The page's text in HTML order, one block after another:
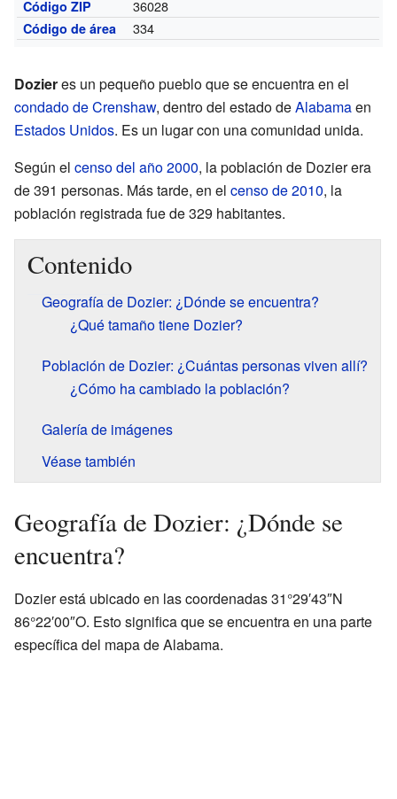
Código ZIP 36028
Código de área 334
Dozieres un pequeño pueblo que se encuentra en el
condado de Crenshaw, dentro del estado deAlabamaen
Estados Unidos. Es un lugar con una comunidad unida.
Según el censo del año 2000, la población de Dozier era
de 391 personas. Más tarde, en el censo de 2010, la
población registrada fue de 329 habitantes.
Contenido
Geografía de Dozier: ¿Dónde se encuentra?
¿Qué tamaño tiene Dozier?
Población de Dozier: ¿Cuántas personas viven allí?
¿Cómo ha cambiado la población?
Galería de imágenes
Véase también
Geografía de Dozier: ¿Dónde se
encuentra?
Dozier está ubicado en las coordenadas 31°29′43″N
86°22′00″O. Esto significa que se encuentra en una parte
específica del mapa de Alabama.